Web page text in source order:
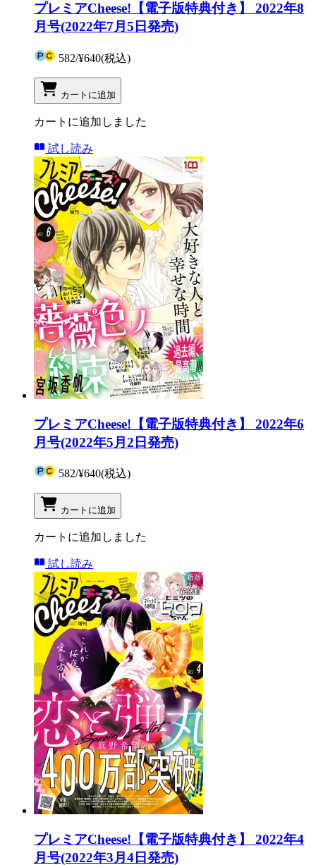
プレミアCheese!【電子版特典付き】 2022年8
月号(2022年7月5日発売)
582/¥640(税込)
カートに追加
カートに追加しました
試し読み
プレミアCheese!【電子版特典付き】 2022年6
月号(2022年5月2日発売)
582/¥640(税込)
カートに追加
カートに追加しました
試し読み
プレミアCheese!【電子版特典付き】 2022年4
月号(2022年3月4日発売)